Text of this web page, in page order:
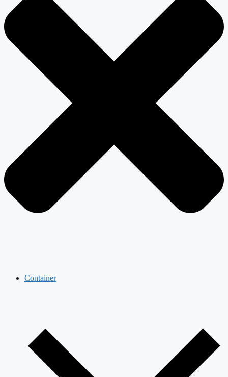
Container